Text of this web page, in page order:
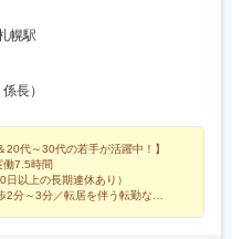
す（1）本社北海道札幌市中央区
ス＞・南北線「さっぽろ駅」
ル5階＜アクセス＞・JR「帯
については応相談※受動喫煙対
幌駅
長）
20代～30代の若手が活躍中！】
7.5時間
以上の長期連休あり）
分～3分／転居を伴う転勤なし